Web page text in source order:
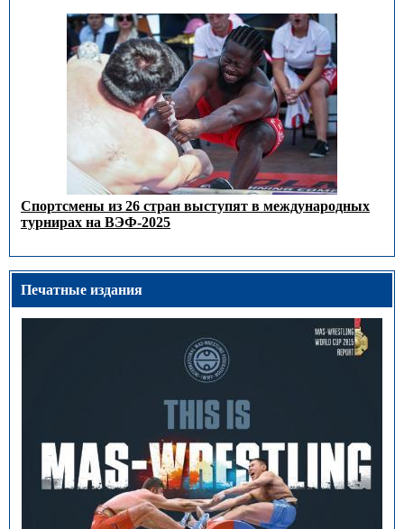
Спортсмены из 26 стран выступят в международных
турнирах на ВЭФ-2025
Печатные издания